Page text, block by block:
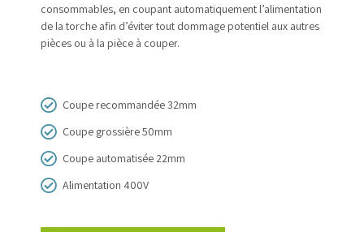
consommables, en coupant automatiquement l’alimentation
de la torche afin d’éviter tout dommage potentiel aux autres
pièces ou à la pièce à couper.
Coupe recommandée 32mm
Coupe grossière 50mm
Coupe automatisée 22mm
Alimentation 400V